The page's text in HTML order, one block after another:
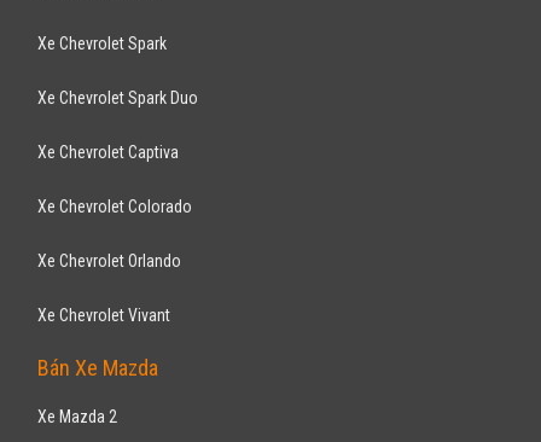
Xe Chevrolet Spark
Xe Chevrolet Spark Duo
Xe Chevrolet Captiva
Xe Chevrolet Colorado
Xe Chevrolet Orlando
Xe Chevrolet Vivant
Bán Xe Mazda
Xe Mazda 2